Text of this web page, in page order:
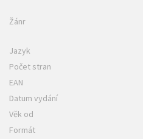
Žánr
Jazyk
Počet stran
EAN
Datum vydání
Věk od
Formát